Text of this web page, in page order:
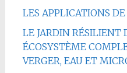
LES APPLICATIONS
LE JARDIN RÉSILIENT
ÉCOSYSTÈME
VERGER, EAU ET